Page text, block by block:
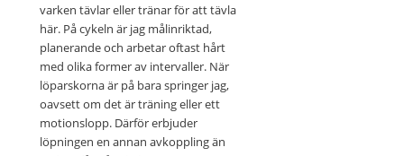
varken tävlar eller tränar för att tävla
här. På cykeln är jag målinriktad,
planerande och arbetar oftast hårt
med olika former av intervaller. När
löparskorna är på bara springer jag,
oavsett om det är träning eller ett
motionslopp. Därför erbjuder
löpningen en annan avkoppling än